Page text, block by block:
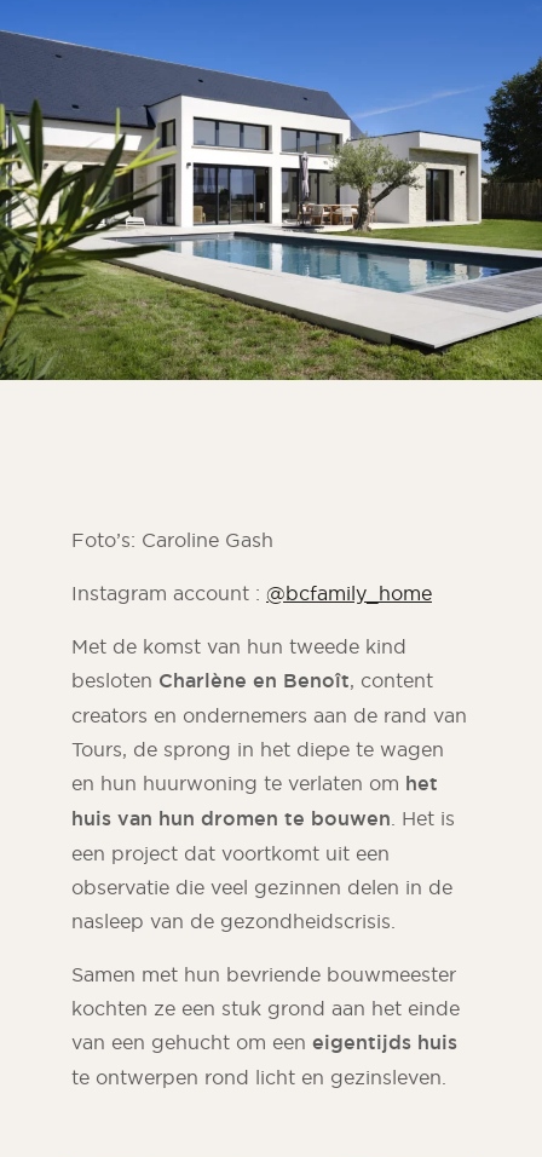
Foto’s: Caroline Gash
Instagram account : @bcfamily_home
Met de komst van hun tweede kind
besloten Charlène en Benoît, content
creators en ondernemers aan de rand van
Tours, de sprong in het diepe te wagen
en hun huurwoning te verlaten om het
huis van hun dromen te bouwen . Het is
een project dat voortkomt uit een
observatie die veel gezinnen delen in de
nasleep van de gezondheidscrisis.
Samen met hun bevriende bouwmeester
kochten ze een stuk grond aan het einde
van een gehucht om een eigentijds huis
te ontwerpen rond licht en gezinsleven.